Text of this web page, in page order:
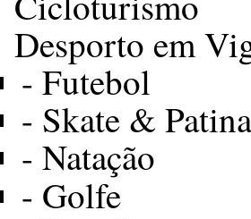
Desporto em
- Futebol
- Skate &
- Natação
- Golfe